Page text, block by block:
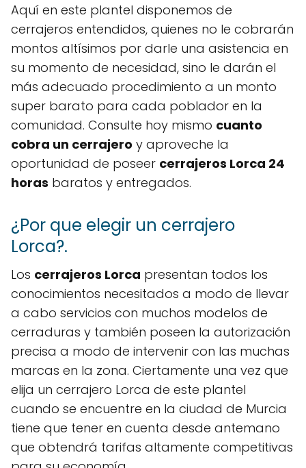
Aquí en este plantel disponemos de
cerrajeros entendidos, quienes no le cobrarán
montos altísimos por darle una asistencia en
su momento de necesidad, sino le darán el
más adecuado procedimiento a un monto
super barato para cada poblador en la
comunidad. Consulte hoy mismo cuanto
cobra un cerrajero y aproveche la
oportunidad de poseer cerrajeros Lorca 24
horas baratos y entregados.
¿Por que elegir un cerrajero
Lorca?.
Los cerrajeros Lorca presentan todos los
conocimientos necesitados a modo de llevar
a cabo servicios con muchos modelos de
cerraduras y también poseen la autorización
precisa a modo de intervenir con las muchas
marcas en la zona. Ciertamente una vez que
elija un cerrajero Lorca de este plantel
cuando se encuentre en la ciudad de Murcia
tiene que tener en cuenta desde antemano
que obtendrá tarifas altamente competitivas